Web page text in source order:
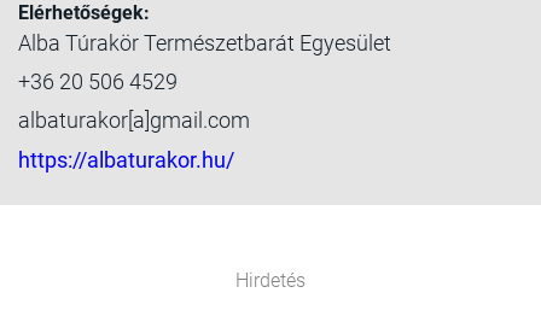
Elérhetőségek:
Alba Túrakör Természetbarát Egyesület
+36 20 506 4529
albaturakor[a]gmail.com
https://albaturakor.hu/
Hirdetés